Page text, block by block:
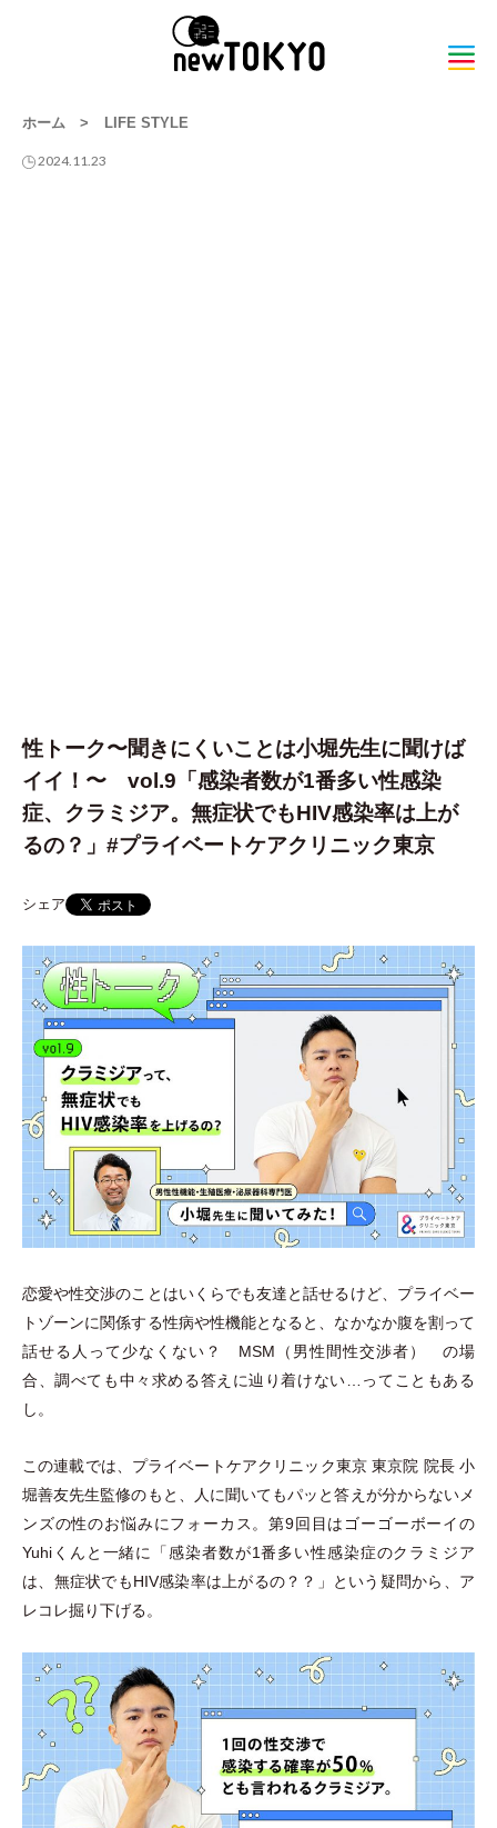
ホーム > LIFE STYLE
2024.11.23
性トーク〜聞きにくいことは小堀先生に聞けば
イイ！〜 vol.9「感染者数が1番多い性感染
症、クラミジア。無症状でもHIV感染率は上が
るの？」#プライベートケアクリニック東京
シェア
恋愛や性交渉のことはいくらでも友達と話せるけど、プライベー
トゾーンに関係する性病や性機能となると、なかなか腹を割って
話せる人って少なくない？ MSM （ 男性間性交渉者）
の場
合、調べても中々求める答えに辿り着けない…ってこともある
し。
この連載では、プライベートケアクリニック東京 東京院 院長 小
堀善友先生監修のもと、人に聞いてもパッと答えが分からないメ
ンズの性のお悩みにフォーカス。第9回目はゴーゴーボーイの
Yuhiくんと一緒に
「感染者数が1番多い性感染症のクラミジア
は、無症状でもHIV感染率は上がるの？？ 」
という疑問から、ア
レコレ掘り下げる。